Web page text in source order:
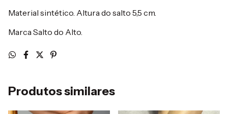
Material sintético. Altura do salto 5,5 cm.
Marca Salto do Alto.
Produtos similares